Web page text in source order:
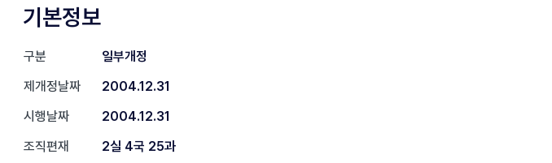
기본정보
구분
일부개정
제개정날짜
2004.12.31
시행날짜
2004.12.31
조직편재
2실 4국 25과